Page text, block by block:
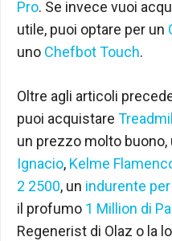
Pro. Se invece vuoi
utile, puoi optare per un
uno Chefbot Touch.
Oltre agli articoli
puoi acquistare
un prezzo molto buono,
Ignacio, Kelme
2 2500, un indurente
il profumo 1 Million di
Regenerist di Olaz o la